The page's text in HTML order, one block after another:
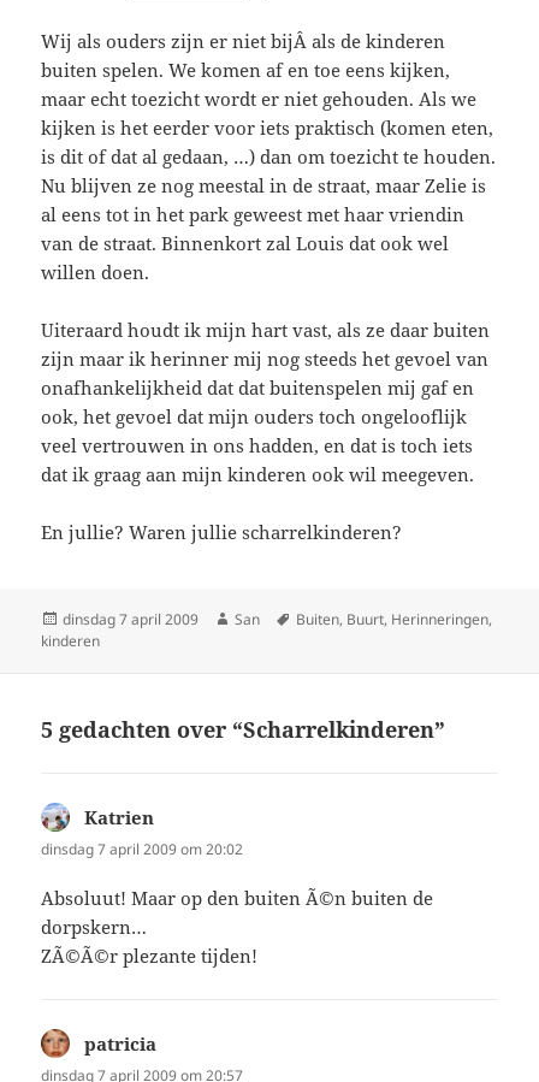
Wij als ouders zijn er niet bijÂ als de kinderen
buiten spelen. We komen af en toe eens kijken,
maar echt toezicht wordt er niet gehouden. Als we
kijken is het eerder voor iets praktisch (komen eten,
is dit of dat al gedaan, …) dan om toezicht te houden.
Nu blijven ze nog meestal in de straat, maar Zelie is
al eens tot in het park geweest met haar vriendin
van de straat. Binnenkort zal Louis dat ook wel
willen doen.
Uiteraard houdt ik mijn hart vast, als ze daar buiten
zijn maar ik herinner mij nog steeds het gevoel van
onafhankelijkheid dat dat buitenspelen mij gaf en
ook, het gevoel dat mijn ouders toch ongelooflijk
veel vertrouwen in ons hadden, en dat is toch iets
dat ik graag aan mijn kinderen ook wil meegeven.
En jullie? Waren jullie scharrelkinderen?
Geplaatst
op
dinsdag 7 april 2009 Auteur
San Tags
Buiten, Buurt, Herinneringen,
kinderen
5 gedachten over “Scharrelkinderen”
Katrien
dinsdag 7 april 2009 om 20:02
Absoluut! Maar op den buiten Ã©n buiten de
dorpskern…
ZÃ©Ã©r plezante tijden!
patricia
dinsdag 7 april 2009 om 20:57